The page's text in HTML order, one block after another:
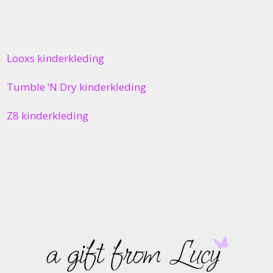
Looxs kinderkleding
Tumble ‘N Dry kinderkleding
Z8 kinderkleding